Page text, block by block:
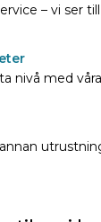
– vi ser
nivå med